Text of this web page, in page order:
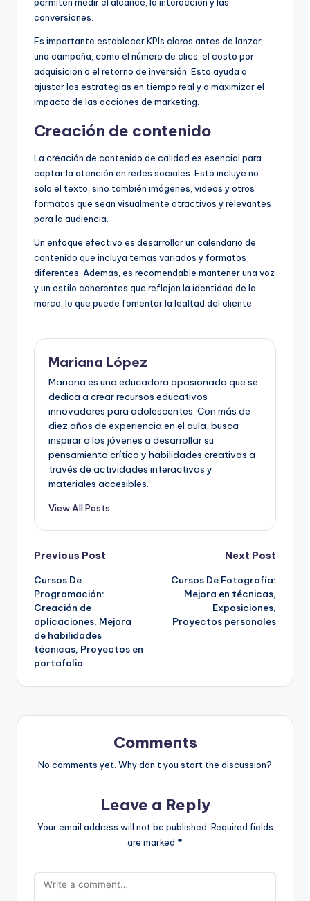
conversiones.
Es importante establecer KPIs claros antes de lanzar
una campaña, como el número de clics, el costo por
adquisición o el retorno de inversión. Esto ayuda a
ajustar las estrategias en tiempo real y a maximizar el
impacto de las acciones de marketing.
Creación de contenido
La creación de contenido de calidad es esencial para
captar la atención en redes sociales. Esto incluye no
solo el texto, sino también imágenes, videos y otros
formatos que sean visualmente atractivos y relevantes
para la audiencia.
Un enfoque efectivo es desarrollar un calendario de
contenido que incluya temas variados y formatos
diferentes. Además, es recomendable mantener una voz
y un estilo coherentes que reflejen la identidad de la
marca, lo que puede fomentar la lealtad del cliente.
Mariana López
Mariana es una educadora apasionada que se
dedica a crear recursos educativos
innovadores para adolescentes. Con más de
diez años de experiencia en el aula, busca
inspirar a los jóvenes a desarrollar su
pensamiento crítico y habilidades creativas a
través de actividades interactivas y
materiales accesibles.
View All Posts
Post
navigation
Previous Post
Cursos De
Programación:
Creación de
aplicaciones, Mejora
de habilidades
técnicas, Proyectos en
portafolio
Next Post
Cursos De Fotografía:
Mejora en técnicas,
Exposiciones,
Proyectos personales
Comments
No comments yet. Why don’t you start the discussion?
Leave a Reply
Your email address will not be published. Required fields
are marked *